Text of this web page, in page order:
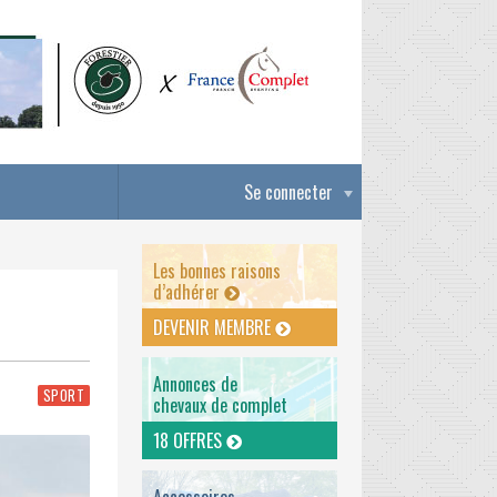
Se connecter
SPORT
Les bonnes raisons
d’adhérer
DEVENIR MEMBRE
Annonces de
chevaux de complet
18 OFFRES